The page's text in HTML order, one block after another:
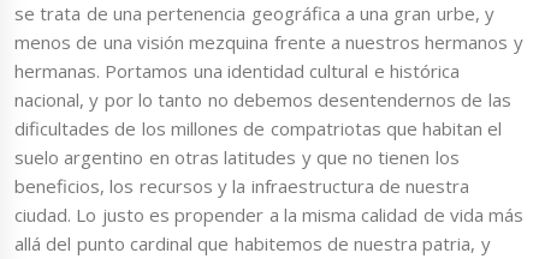
se trata de una pertenencia geográfica a una gran urbe, y
menos de una visión mezquina frente a nuestros hermanos y
hermanas. Portamos una identidad cultural e histórica
nacional, y por lo tanto no debemos desentendernos de las
dificultades de los millones de compatriotas que habitan el
suelo argentino en otras latitudes y que no tienen los
beneficios, los recursos y la infraestructura de nuestra
ciudad. Lo justo es propender a la misma calidad de vida más
allá del punto cardinal que habitemos de nuestra patria, y